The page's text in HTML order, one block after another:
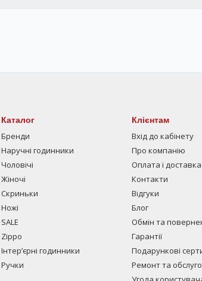
Каталог
Бренди
Наручні годинники
Чоловічі
Жіночі
Скриньки
Ножі
SALE
Zippo
Інтерʼєрні годинники
Ручки
Клієнтам
Вхід до кабінету
Про компанію
Оплата і доставка
Контакти
Відгуки
Блог
Обмін та
Гарантії
Подарункові
Ремонт та